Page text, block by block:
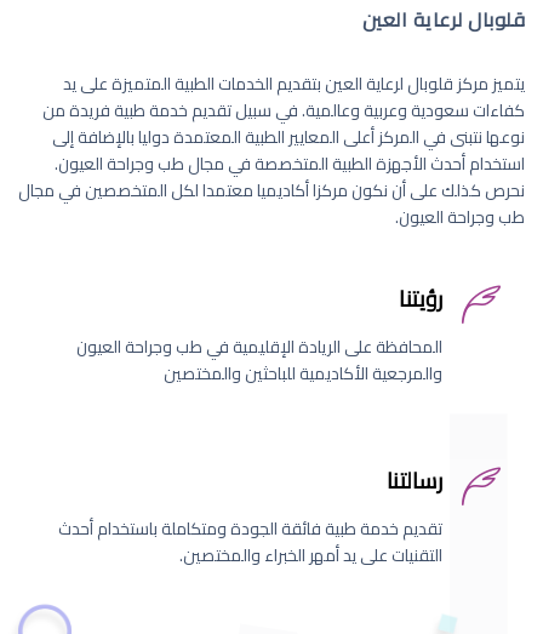
قلوبال لرعاية العين
يتميز مركز قلوبال لرعاية العين بتقديم الخدمات الطبية المتميزة على يد
كفاءات سعودية وعربية وعالمية. في سبيل تقديم خدمة طبية فريدة من
نوعها نتبنى في المركز أعلى المعايير الطبية المعتمدة دوليا بالإضافة إلى
استخدام أحدث الأجهزة الطبية المتخصصة في مجال طب وجراحة العيون.
نحرص كذلك على أن نكون مركزا أكاديميا معتمدا لكل المتخصصين في مجال
طب وجراحة العيون.
رؤيتنا
المحافظة على الريادة الإقليمية في طب وجراحة العيون
والمرجعية الأكاديمية للباحثين والمختصين
رسالتنا
تقديم خدمة طبية فائقة الجودة ومتكاملة باستخدام أحدث
التقنيات على يد أمهر الخبراء والمختصين.